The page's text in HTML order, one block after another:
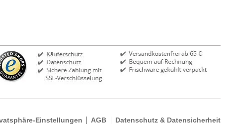
Einstellungen AGB Datenschutz & Datensicherheit